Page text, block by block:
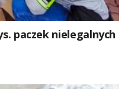
paczek nielegalnych